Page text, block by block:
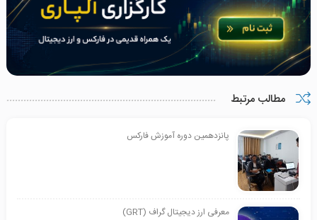
مطالب مرتبط
پانزدهمین دوره آموزش فارکس
معرفی ارز دیجیتال گراف (GRT)